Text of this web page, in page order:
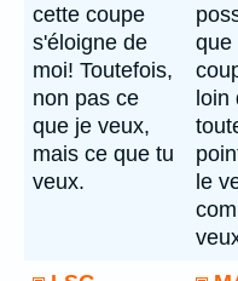
cette coupe
s'éloigne de
moi! Toutefois,
non pas ce
que je veux,
mais ce que tu
veux.
que
loin
le